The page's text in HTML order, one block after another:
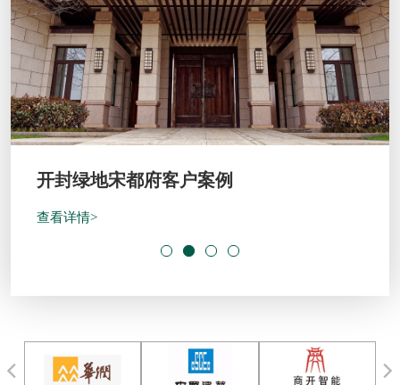
开封绿地宋都府客户案例
查看详情>